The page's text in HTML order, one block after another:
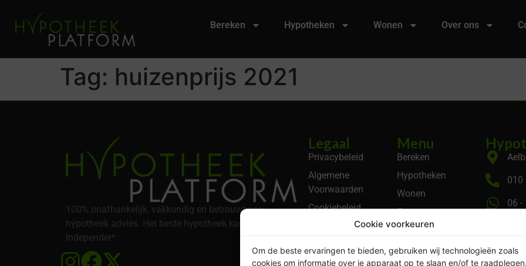
Cookie voorkeuren
Om de beste ervaringen te bieden, gebruiken wij technologieën zoals
cookies om informatie over je apparaat op te slaan en/of te raadplegen.
Bereken Hypotheken Wonen Over ons
Tag: huizenprijs 2021
100% onafhankelijk, vakkundig en betrouwbaar
hypotheek advies. Het beste hypotheek kantoor volgens
Independer*
Legaal
Privacybeleid
Algemene
Voorwaarden
Cookiebeleid
Menu
Bereken
Hypotheken
Wonen
Over ons
Contact
Account
010
06 -